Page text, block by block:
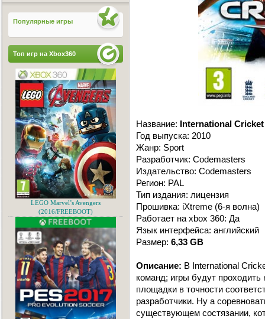
Название:
International Cricket
Год выпуска: 2010
Жанр: Sport
Разработчик: Codemasters
Издательство: Codemasters
Регион: PAL
Тип издания: лицензия
Прошивка: iXtreme (6-я волна)
Работает на xbox 360: Да
Язык интерфейса: английский
Размер: 6,33 GB
Описание: В International
команд; игры будут
площадки в точности
разработчики. Ну а
существующем состязании,
Популярные игры
Топ игр на Xbox360
LEGO Marvel’s Avengers
(2016/FREEBOOT)